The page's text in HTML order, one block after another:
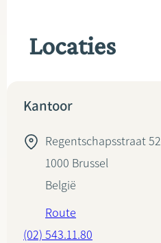
Locaties
Kantoor
Regentschapsstraat 52
1000 Brussel
België
Route
(02) 543.11.80